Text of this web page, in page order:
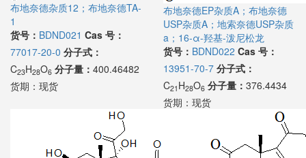
布地奈德杂质12；布地奈德TA-
1
货号： BDND021 Cas 号：
77017-20-0 分子式：
C23H28O6 分子量： 400.46482
货期： 现货
布地奈德EP杂质A；布地奈德
USP杂质A；地索奈德USP杂质
a；16-α-羟基-泼尼松龙
货号： BDND022 Cas 号：
13951-70-7 分子式：
C21 H28O6 分子量： 376.4434
货期： 现货